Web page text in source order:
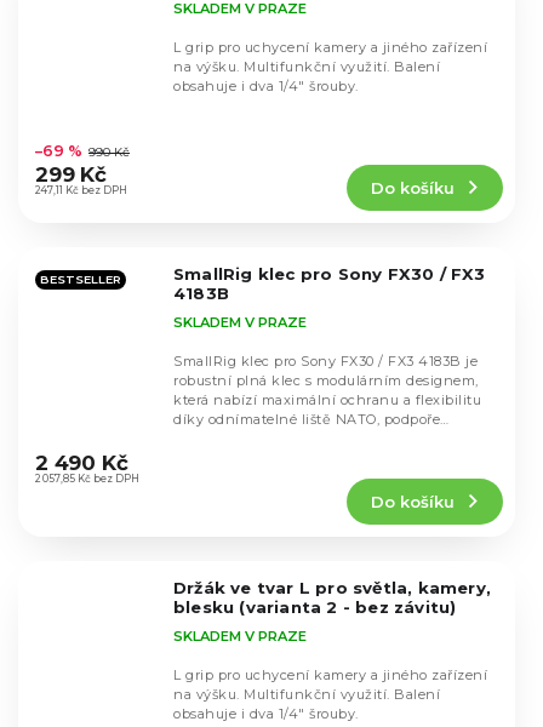
hodnocení
produktu
je
hvězdiček.
SKLADEM V PRAZE
247,11 Kč bez DPH
–69 % 990 Kč
299 Kč
Do košíku
L grip pro uchycení kamery a jiného zařízení
na výšku. Multifunkční využití. Balení
obsahuje i dva 1/4" šrouby.
BESTSELLER
SmallRig klec pro Sony FX30 / FX3
4183B
hodnocení
produktu
SKLADEM V PRAZE
2 057,85 Kč bez DPH
2 490 Kč
Do košíku
SmallRig klec pro Sony FX30 / FX3 4183B je
robustní plná klec s modulárním designem,
která nabízí maximální ochranu a flexibilitu
díky odnímatelné liště NATO, podpoře
Držák ve tvar L pro světla, kamery,
blesku (varianta 2 - bez závitu)
SKLADEM V PRAZE
L grip pro uchycení kamery a jiného zařízení
na výšku. Multifunkční využití. Balení
obsahuje i dva 1/4" šrouby.